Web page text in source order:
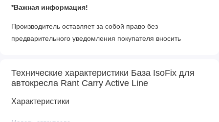
*Важная информация!
Производитель оставляет за собой право без
предварительного уведомления покупателя вносить
Технические характеристики База IsoFix для
автокресла Rant Carry Active Line
Характеристики